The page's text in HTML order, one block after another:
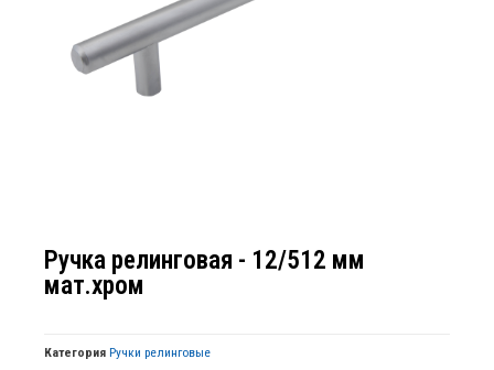
Ручка релинговая - 12/512 мм
мат.хром
Категория Ручки релинговые